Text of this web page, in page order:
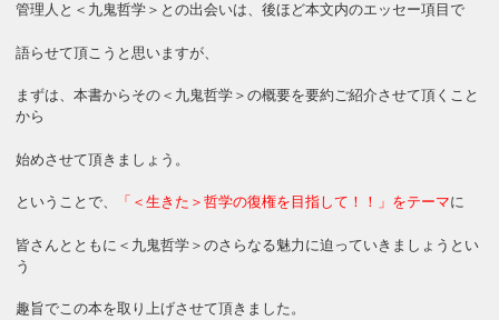
管理人と＜九鬼哲学＞との出会いは、後ほど本文内のエッセー項目で
語らせて頂こうと思いますが、
まずは、本書からその＜九鬼哲学＞の概要を要約ご紹介させて頂くこと
から
始めさせて頂きましょう。
ということで、 「＜生きた＞哲学の復権を目指して！！」をテーマに
皆さんとともに＜九鬼哲学＞のさらなる魅力に迫っていきましょうとい
う
趣旨でこの本を取り上げさせて頂きました。